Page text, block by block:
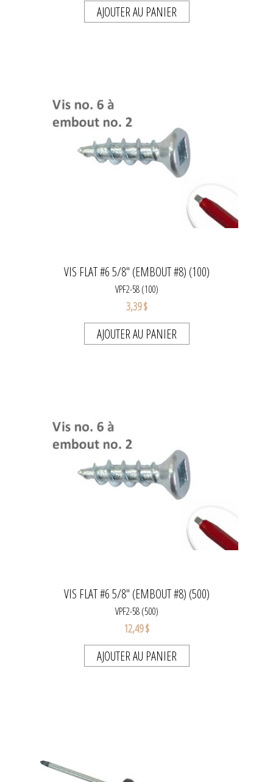
AJOUTER AU PANIER
VIS FLAT #6 5/8" (EMBOUT #8) (100)
VPF2-58 (100)
3,39 $
AJOUTER AU PANIER
VIS FLAT #6 5/8" (EMBOUT #8) (500)
VPF2-58 (500)
12,49 $
AJOUTER AU PANIER